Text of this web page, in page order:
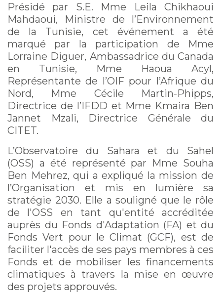
Présidé par S.E. Mme Leila Chikhaoui
Mahdaoui, Ministre de l’Environnement
de la Tunisie, cet événement a été
marqué par la participation de Mme
Lorraine Diguer, Ambassadrice du Canada
en Tunisie, Mme Haoua Acyl,
Représentante de l’OIF pour l’Afrique du
Nord, Mme Cécile Martin-Phipps,
Directrice de l’IFDD et Mme Kmaira Ben
Jannet Mzali, Directrice Générale du
CITET.
L’Observatoire du Sahara et du Sahel
(OSS) a été représenté par Mme Souha
Ben Mehrez, qui a expliqué la mission de
l’Organisation et mis en lumière sa
stratégie 2030. Elle a souligné que le rôle
de l'OSS en tant qu'entité accréditée
auprès du Fonds d'Adaptation (FA) et du
Fonds Vert pour le Climat (GCF), est de
faciliter l'accès de ses pays membres à ces
Fonds et de mobiliser les financements
climatiques à travers la mise en œuvre
des projets approuvés.